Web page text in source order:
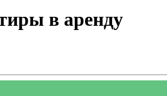
в аренду